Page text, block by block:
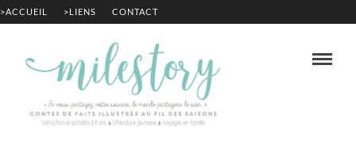
>ACCUEIL >LIENS CONTACT